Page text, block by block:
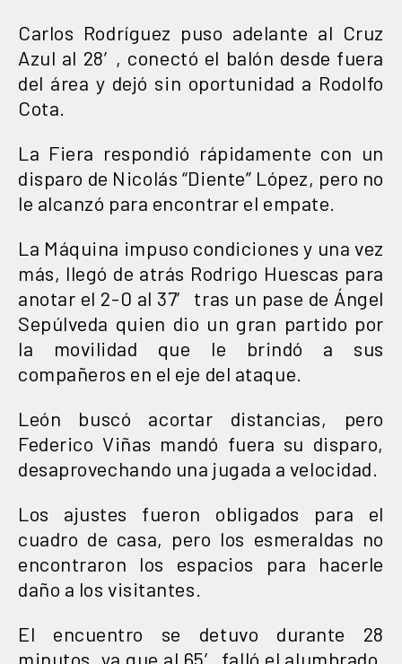
Carlos Rodríguez puso adelante al Cruz
Azul al 28′, conectó el balón desde fuera
del área y dejó sin oportunidad a Rodolfo
Cota.
La Fiera respondió rápidamente con un
disparo de Nicolás “Diente” López, pero no
le alcanzó para encontrar el empate.
La Máquina impuso condiciones y una vez
más, llegó de atrás Rodrigo Huescas para
anotar el 2-0 al 37′ tras un pase de Ángel
Sepúlveda quien dio un gran partido por
la movilidad que le brindó a sus
compañeros en el eje del ataque.
León buscó acortar distancias, pero
Federico Viñas mandó fuera su disparo,
desaprovechando una jugada a velocidad.
Los ajustes fueron obligados para el
cuadro de casa, pero los esmeraldas no
encontraron los espacios para hacerle
daño a los visitantes.
El encuentro se detuvo durante 28
minutos, ya que al 65′ falló el alumbrado,